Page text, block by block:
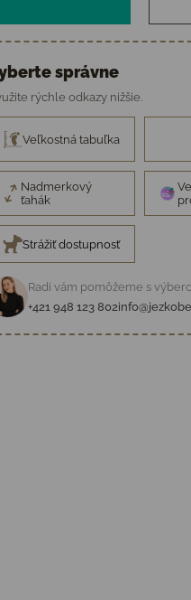
správne
rýchle odkazy nižšie.
Veľkostná tabuľka
Nadmerkový
ťahák
Strážiť dostupnosť
Radi vám pomôžeme s
+421 948 123 802